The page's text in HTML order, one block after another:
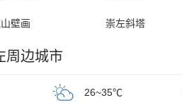
壁画 崇左斜塔
周边城市
26~35℃